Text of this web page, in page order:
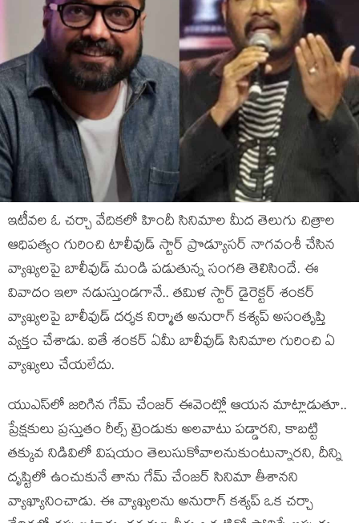
ఇటీవ‌ల ఓ చ‌ర్చా వేదిక‌లో హిందీ సినిమాల మీద తెలుగు చిత్రాల
ఆధిప‌త్యం గురించి టాలీవుడ్ స్టార్ ప్రొడ్యూస‌ర్ నాగ‌వంశీ చేసిన‌
వ్యాఖ్య‌ల‌పై బాలీవుడ్ మండి ప‌డుతున్న సంగ‌తి తెలిసిందే. ఈ
వివాదం ఇలా న‌డుస్తుండ‌గానే.. త‌మిళ స్టార్ డైరెక్ట‌ర్ శంక‌ర్
వ్యాఖ్య‌ల‌పై బాలీవుడ్ ద‌ర్శ‌క నిర్మాత అనురాగ్ క‌శ్య‌ప్ అసంతృప్తి
వ్య‌క్తం చేశాడు. ఐతే శంక‌ర్ ఏమీ బాలీవుడ్ సినిమాల గురించి ఏ
వ్యాఖ్య‌లు చేయ‌లేదు.
యుఎస్‌లో జ‌రిగిన గేమ్ చేంజ‌ర్ ఈవెంట్లో ఆయ‌న మాట్లాడుతూ..
ప్రేక్ష‌కులు ప్ర‌స్తుతం రీల్స్ ట్రెండుకు అల‌వాటు ప‌డ్డార‌ని, కాబ‌ట్టి
త‌క్కువ నిడివిలో విష‌యం తెలుసుకోవాల‌నుకుంటున్నార‌ని, దీన్ని
దృష్టిలో ఉంచుకునే తాను గేమ్ చేంజ‌ర్ సినిమా తీశాన‌ని
వ్యాఖ్యానించాడు. ఈ వ్యాఖ్య‌ల‌ను అనురాగ్ క‌శ్య‌ప్ ఒక చ‌ర్చా